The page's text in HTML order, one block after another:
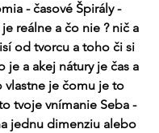
- časové Špirály -
reálne a čo nie ? nič a
od tvorcu a toho či si
je a akej nátury je čas a
vlastne je čomu je to
tvoje vnímanie Seba -
jednu dimenziu alebo